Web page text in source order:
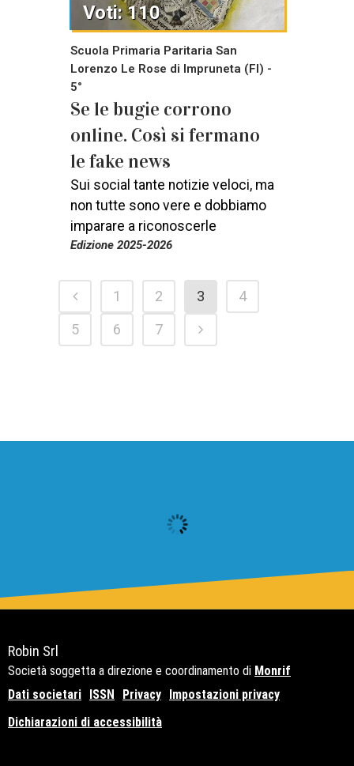
Scuola Primaria Paritaria San
Lorenzo Le Rose di Impruneta (FI) -
5°
Se le bugie corrono
online. Così si fermano
le fake news
Sui social tante notizie veloci, ma
non tutte sono vere e dobbiamo
imparare a riconoscerle
Edizione 2025-2026
Voti: 110
1 2 3
4
5
6 7
Robin Srl
Società soggetta a direzione e coordinamento di Monrif
Dati societari
ISSN Privacy
Impostazioni privacy
Dichiarazioni di accessibilità